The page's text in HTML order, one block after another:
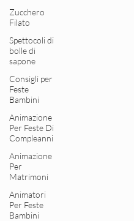
Zucchero
Filato
Spettocoli di
bolle di
sapone
Consigli per
Feste
Bambini
Animazione
Per Feste Di
Compleanni
Animazione
Per
Matrimoni
Animatori
Per Feste
Bambini